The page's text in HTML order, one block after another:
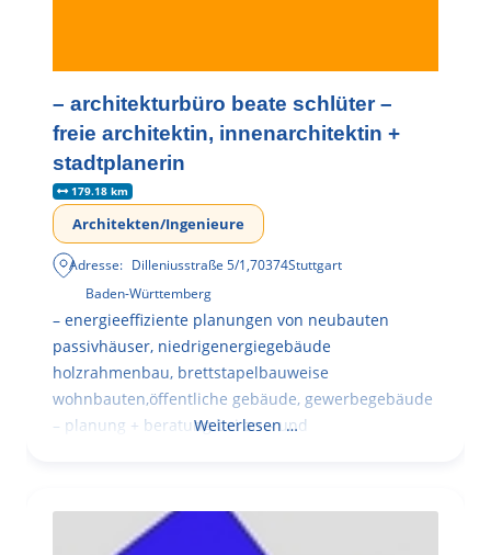
– architekturbüro beate schlüter –
freie architektin, innenarchitektin +
stadtplanerin
179.18 km
Architekten/Ingenieure
Adresse: Dilleniusstraße 5/1,70374Stuttgart
Baden-Württemberg
– energieeffiziente planungen von neubauten
passivhäuser, niedrigenergiegebäude
holzrahmenbau, brettstapelbauweise
wohnbauten,öffentliche gebäude, gewerbegebäude
– planung + beratung bei an – und
Weiterlesen …